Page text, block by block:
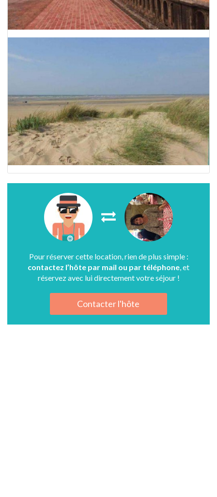
Pour réserver cette location, rien de plus simple :
contactez l’hôte par mail ou par téléphone , et
réservez avec lui directement votre séjour !
Contacter l'hôte